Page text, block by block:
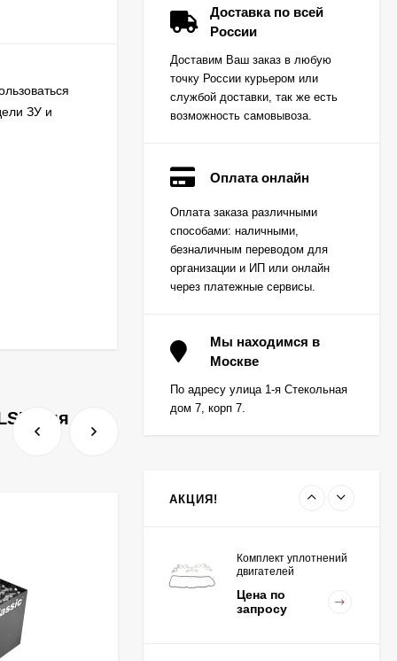
ЗУ и
для АКБ.
Доставка по всей
России
Доставим Ваш заказ в любую
точку России курьером или
службой доставки, так же есть
возможность самовывоза.
Оплата онлайн
Оплата заказа различными
способами: наличными,
безналичным переводом для
организации и ИП или онлайн
через платежные сервисы.
Мы находимся в
Москве
По адресу улица 1-я Стекольная
дом 7, корп 7.
АКЦИЯ!
Вкладыш коренной
(0,25) (1шт - 1
половинка) для
двигателей
K15,K21,K25
запросу
(1шт - 1 половинка) для
двигателей
K15,K21,K25
Цена по
Комплект уплотнений
двигателей
Цена по
запросу